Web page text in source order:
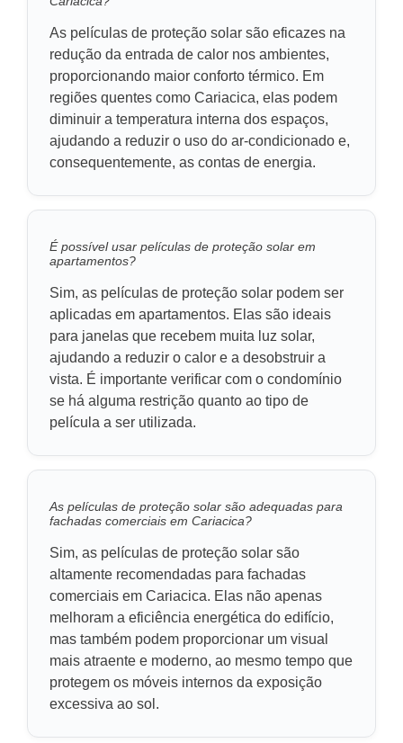
As películas de proteção solar são eficazes na
redução da entrada de calor nos ambientes,
proporcionando maior conforto térmico. Em
regiões quentes como Cariacica, elas podem
diminuir a temperatura interna dos espaços,
ajudando a reduzir o uso do ar-condicionado e,
consequentemente, as contas de energia.
É possível usar películas de proteção solar em
apartamentos?
Sim, as películas de proteção solar podem ser
aplicadas em apartamentos. Elas são ideais
para janelas que recebem muita luz solar,
ajudando a reduzir o calor e a desobstruir a
vista. É importante verificar com o condomínio
se há alguma restrição quanto ao tipo de
película a ser utilizada.
As películas de proteção solar são adequadas para
fachadas comerciais em Cariacica?
Sim, as películas de proteção solar são
altamente recomendadas para fachadas
comerciais em Cariacica. Elas não apenas
melhoram a eficiência energética do edifício,
mas também podem proporcionar um visual
mais atraente e moderno, ao mesmo tempo que
protegem os móveis internos da exposição
excessiva ao sol.